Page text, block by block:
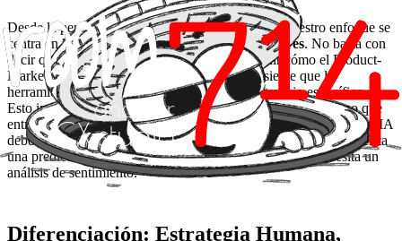
Desde la perspectiva de producto enRoom 714, nuestro enfoque se
centra en la identificación de fricciones granulares. No basta con
decir que la IA "ahorra tiempo". Hay que definir cómo el Product-
Market Fit interno se logra cuando el usuario siente que la
herramienta ha sido diseñada para su flujo de trabajo específico.
Esto implica crear interfaces que no solo entreguen datos, sino que
entreguen el dato exacto en el momento preciso delworkflow . La IA
debe ser el copiloto silencioso que sabe que el de Logística necesita
una predicción de stock, mientras que el de Marketing necesita un
análisis de sentimiento.
Diferenciación: Estrategia Humana,